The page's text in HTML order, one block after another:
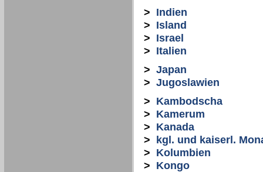
> Indien
> Island
> Israel
> Italien
> Japan
> Jugoslawien
> Kambodscha
> Kamerum
> Kanada
>
kgl. und kaiserl.
> Kolumbien
> Kongo